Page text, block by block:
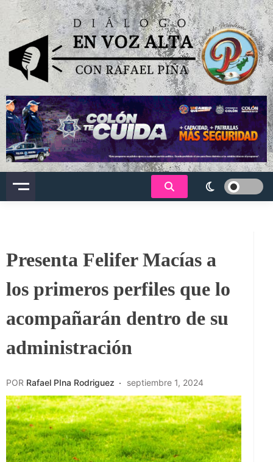
Saltar
al
contenido
Dialogo en voz alta
Presenta Felifer Macías a
los primeros perfiles que lo
acompañarán dentro de su
administración
POR Rafael PIna Rodriguez septiembre 1, 2024